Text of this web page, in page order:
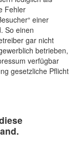
Fehler
einer
So einen
gar nicht
betrieben,
verfügbar
gesetzliche Pflicht